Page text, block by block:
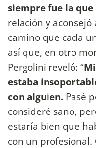
siempre fue la
relación y aconsejó
camino que cada
así que, en otro
Pergolini reveló: “
estaba
con alguien. Pasé
consideré sano,
estaría bien que
con un profesional.